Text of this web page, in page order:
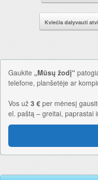
Kviečia dalyvauti
Gaukite „Mūsų žodį“
telefone, planšetėje ar
Vos už 3 € per mėnesį
el. paštą – greitai, paprastai